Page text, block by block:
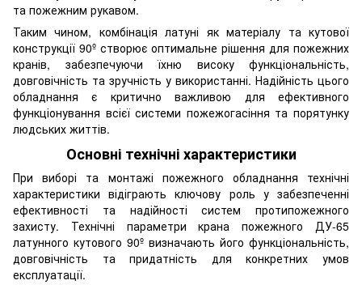
та пожежним рукавом.
Таким чином, комбінація латуні як матеріалу та кутової
конструкції 90º створює оптимальне рішення для пожежних
кранів, забезпечуючи їхню високу функціональність,
довговічність та зручність у використанні. Надійність цього
обладнання є критично важливою для ефективного
функціонування всієї системи пожежогасіння та порятунку
людських життів.
Основні технічні характеристики
При виборі та монтажі пожежного обладнання технічні
характеристики відіграють ключову роль у забезпеченні
ефективності та надійності систем протипожежного
захисту. Технічні параметри крана пожежного ДУ-65
латунного кутового 90º визначають його функціональність,
довговічність та придатність для конкретних умов
експлуатації.